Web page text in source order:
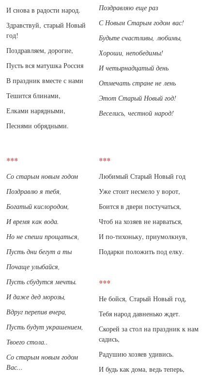
И снова в радости народ.
Здравствуй, старый Новый
год!
Поздравляем, дорогие,
Пусть вся матушка Россия
В праздник вместе с нами
Тешится блинами,
Елками нарядными,
Песнями обрядными.
Поздравляю еще раз
С Новым Старым годом вас!
Будьте счастливы, любимы,
Хороши, непобедимы!
И четырнадцатый день
Отмечать стране не лень
Этот Старый Новый год!
Веселись, честной народ!
***
Со старым новым годом
Поздравлю я тебя,
Богатый кислородом,
И время как вода.
Но не спеши прощаться,
Пусть дни бегут а ты
Почаще улыбайся,
Пусть сбудутся мечты.
И даже дед морозы,
Вдруг перепив вчера,
Пусть будут украшением,
Твоего стола..
Со старым новым годом
Вас...
***
Любимый Старый Новый год
Уже стоит несмело у ворот,
Боится в двери постучаться,
Чтоб на хозяев не нарваться,
И по-тихоньку, приумолкнув,
Подарки положить под елку.
***
Не бойся, Старый Новый год,
Тебя народ давненько ждет.
Скорей за стол на праздник к нам
садись,
Радушию хозяев удивись.
И будь как дома, ведь теперь,